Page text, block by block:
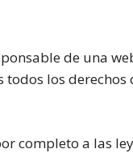
de una
los derechos
completo a las